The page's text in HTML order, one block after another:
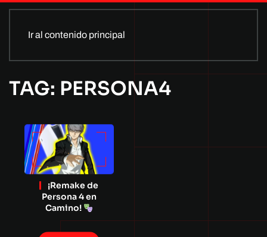
Ir al contenido principal
TAG: PERSONA4
¡Remake de
Persona 4 en
Camino!